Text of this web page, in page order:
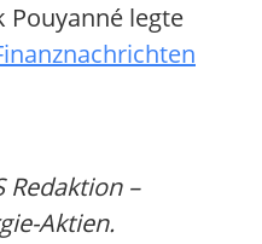
Pouyanné legte
Redaktion –
Aktien.